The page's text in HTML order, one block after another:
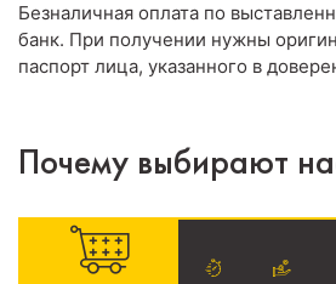
Безналичная оплата по
банк. При получении нужны
паспорт лица, указанного в
Почему выбирают